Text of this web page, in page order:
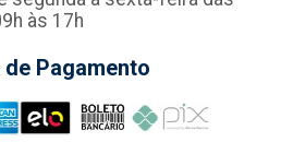
às 17h
Pagamento